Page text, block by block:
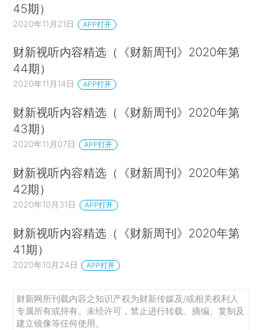
45期）
2020年11月21日 APP打开
财新视听内容精选（《财新周刊》2020年第
44期）
2020年11月14日 APP打开
财新视听内容精选（《财新周刊》2020年第
43期）
2020年11月07日 APP打开
财新视听内容精选（《财新周刊》2020年第
42期）
2020年10月31日 APP打开
财新视听内容精选（《财新周刊》2020年第
41期）
2020年10月24日 APP打开
财新网所刊载内容之知识产权为财新传媒及/或相关权利人
专属所有或持有。未经许可，禁止进行转载、摘编、复制及
建立镜像等任何使用。